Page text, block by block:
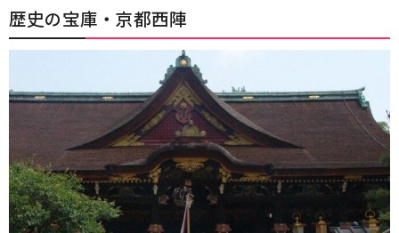
歴史の宝庫・京都西陣